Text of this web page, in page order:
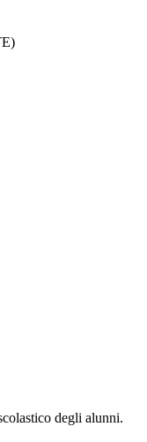
degli alunni.